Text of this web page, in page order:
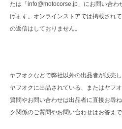
たは「info@motocorse.jp」にお問い合わ
げます。オンラインストアでは掲載され
の返信はしておりません。
ヤフオクなどで弊社以外の出品者が販売
ヤフオクに出品されている、またはヤフ
質問やお問い合わせは出品者に直接お尋
ク関係のご質問やお問い合わせはお答えで